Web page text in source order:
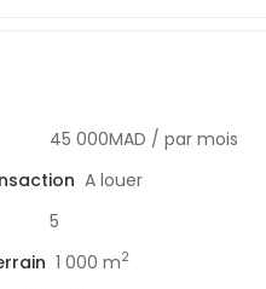
45 000MAD / par mois
A louer
5
1 000 m2